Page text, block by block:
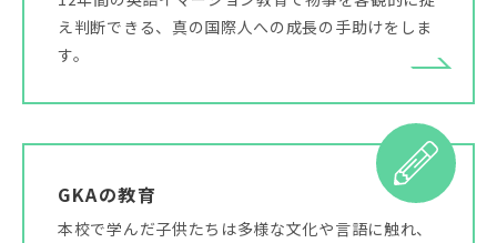
え判断できる、真の国際人への成長の手助けをしま
す。
GKAの教育
本校で学んだ子供たちは多様な文化や言語に触れ、